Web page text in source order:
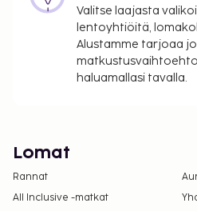
Valitse laajasta
lentoyhtiöitä,
Alustamme tarjoaa
haluamallasi tavalla.
Lomat
Rannat
All Inclusive -matkat